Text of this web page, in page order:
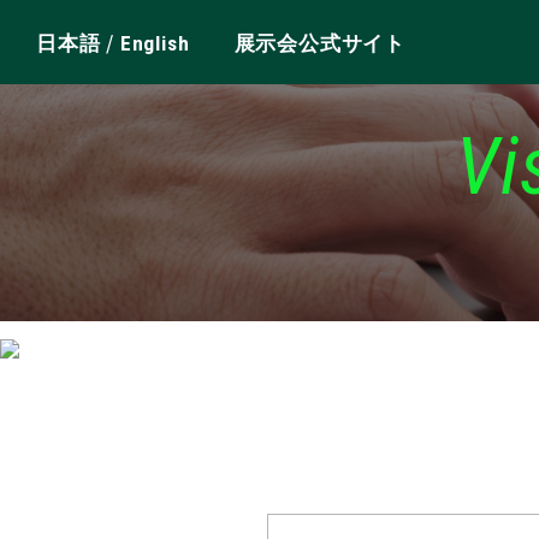
日本語/ English 展示会公式サイト